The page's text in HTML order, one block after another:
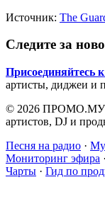
Источник: The
Следите за
артисты, диджеи и
© 2026
артистов, DJ и
Песня на радио ·
Мониторинг эфира ·
Чарты · Гид по